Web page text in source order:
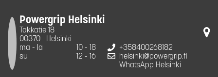
Powergrip Helsinki
Takkatie 18
00370
Helsinki
ma - la
10 - 18
su
12 - 16
+358400268182
helsinki@powergrip.fi
WhatsApp Helsinki